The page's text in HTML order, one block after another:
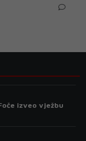
izveo vježbu